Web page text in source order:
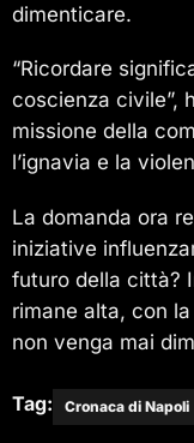
dimenticare.
“Ricordare
coscienza civile”,
missione della
l’ignavia e la
La domanda ora
iniziative
futuro della città?
rimane alta, con
non venga mai
Tag: Cronaca di Napoli